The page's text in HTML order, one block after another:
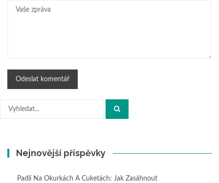
Hledat:
Nejnovější příspěvky
Padlí Na Okurkách A Cuketách: Jak Zasáhnout